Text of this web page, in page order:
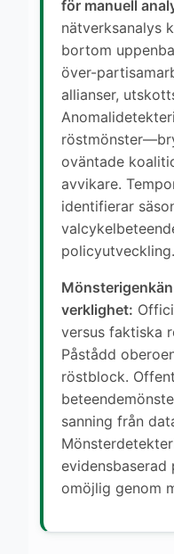
för manuell
nätverksanalys
bortom
över-
allianser,
oväntade
avvikare.
identifierar
policyutveckling.
verklighet:
versus faktiska
Påstådd
röstblock.
sanning från
evidensbaserad
omöjlig genom